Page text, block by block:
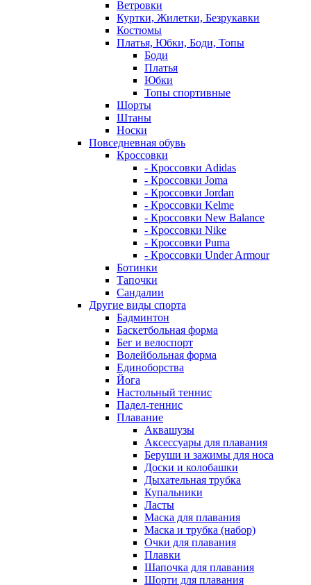
Ветровки
Куртки, Жилетки, Безрукавки
Костюмы
Платья, Юбки, Боди, Топы
Боди
Платья
Юбки
Топы спортивные
Шорты
Штаны
Носки
Повседневная обувь
Кроссовки
- Кроссовки Adidas
- Кроссовки Joma
- Кроссовки Jordan
- Кроссовки Kelme
- Кроссовки New Balance
- Кроссовки Nike
- Кроссовки Puma
- Кроссовки Under Armour
Ботинки
Тапочки
Сандалии
Другие виды спорта
Бадминтон
Баскетбольная форма
Бег и велоспорт
Волейбольная форма
Единоборства
Йога
Настольный теннис
Падел-теннис
Плавание
Аквашузы
Аксессуары для плавания
Беруши и зажимы для носа
Доски и колобашки
Дыхательная трубка
Купальники
Ласты
Маска для плавания
Маска и трубка (набор)
Очки для плавания
Плавки
Шапочка для плавания
Шорти для плавания